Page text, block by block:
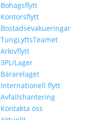
Bohagsflytt
Kontorsflytt
Bostadsevakueringar
TungLyftsTeamet
Arkivflytt
3PL/Lager
Bärarelaget
Internationell flytt
Avfallshantering
Kontakta oss